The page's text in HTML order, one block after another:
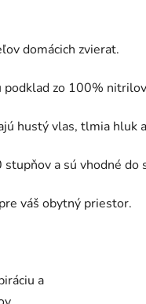
domácich zvierat.
podklad zo 100%
hustý vlas, tlmia hluk
a sú vhodné do
váš obytný priestor.
a